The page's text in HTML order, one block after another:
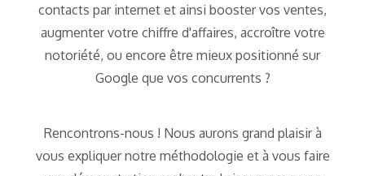
contacts par internet et ainsi booster vos ventes,
augmenter votre chiffre d'affaires, accroître votre
notoriété, ou encore être mieux positionné sur
Google que vos concurrents ?
Rencontrons-nous ! Nous aurons grand plaisir à
vous expliquer notre méthodologie et à vous faire